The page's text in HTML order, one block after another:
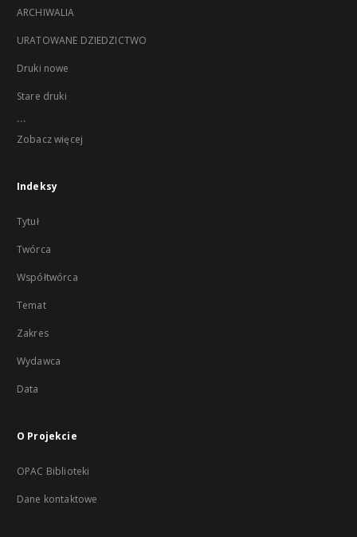
ARCHIWALIA
URATOWANE DZIEDZICTWO
Druki nowe
Stare druki
...
Zobacz więcej
Indeksy
Tytuł
Twórca
Współtwórca
Temat
Zakres
Wydawca
Data
O Projekcie
OPAC Biblioteki
Dane kontaktowe